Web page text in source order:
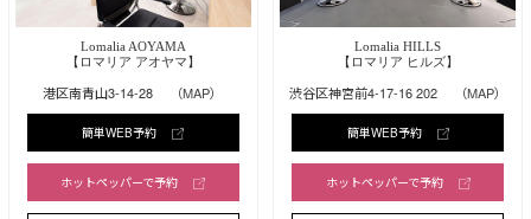
Lomalia AOYAMA
【ロマリア アオヤマ】
港区南青山3-14-28 （MAP）
簡単WEB予約
ホットペッパーで予約
Lomalia HILLS
【ロマリア ヒルズ】
渋谷区神宮前4-17-16 202 （MAP）
簡単WEB予約
ホットペッパーで予約